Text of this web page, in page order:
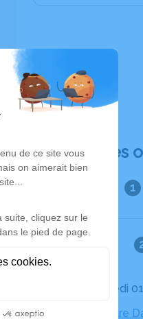
Déroulé des
Le mercredi
Église Notre